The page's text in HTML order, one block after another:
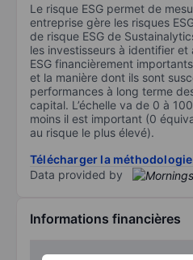
Le risque ESG permet de
entreprise gère les risques
de risque ESG de
les investisseurs à identifier
ESG financièrement
et la manière dont ils sont
performances à long terme
capital. L’échelle va de 0 à
moins il est important (0
au risque le plus élevé).
Télécharger la
Data provided by
Informations financières